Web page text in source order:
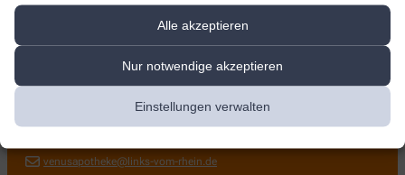
Alle akzeptieren
Nur notwendige akzeptieren
Einstellungen verwalten
Kontakt
Venus Apotheke
+49-221/39 80 01 00
venusapotheke@links-vom-rhein.de